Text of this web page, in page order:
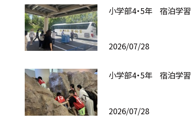
小学部4・5年 宿泊学習
2026/07/28
小学部4・5年 宿泊学習
2026/07/28